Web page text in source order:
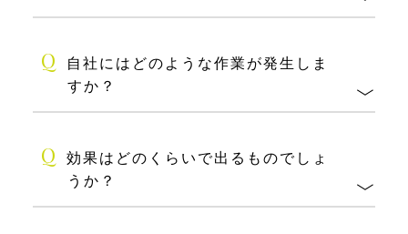
Q
自社にはどのような作業が発生しま
すか？
Q
効果はどのくらいで出るものでしょ
うか？